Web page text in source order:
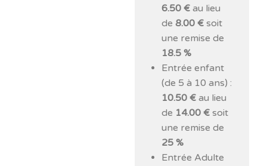
6.50 € au lieu
de8.00 € soit
une remise de
18.5 %
Entrée enfant
(de 5 à 10 ans) :
10.50 € au lieu
de 14.00 € soit
une remise de
25 %
Entrée Adulte